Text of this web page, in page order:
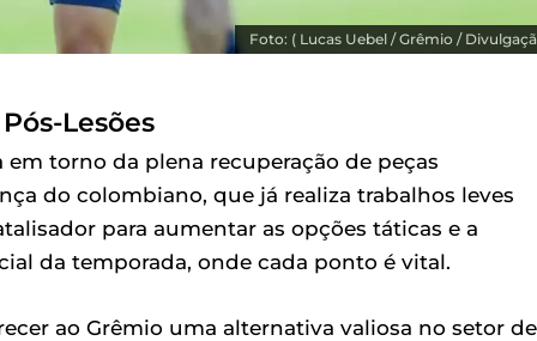
Foto: ( Lucas Uebel / Grêmio /
Lesões
em torno da plena recuperação de peças
do colombiano, que já realiza trabalhos leves
para aumentar as opções táticas e a
da temporada, onde cada ponto é vital.
ao Grêmio uma alternativa valiosa no setor de